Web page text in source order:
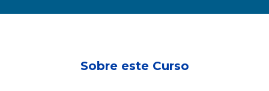
Sobre este Curso